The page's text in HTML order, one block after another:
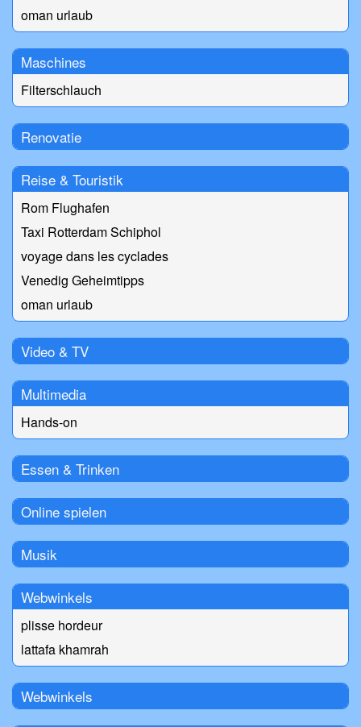
oman urlaub
Maschines
Filterschlauch
Renovatie
Reise & Touristik
Rom Flughafen
Taxi Rotterdam Schiphol
voyage dans les cyclades
Venedig Geheimtipps
oman urlaub
Video & TV
Multimedia
Hands-on
Essen & Trinken
Online spielen
Musik
Webwinkels
plisse hordeur
lattafa khamrah
Webwinkels